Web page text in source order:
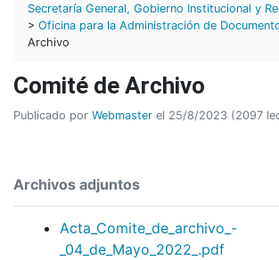
Secretaría General, Gobierno Institucional y
> Oficina para la Administración de
Archivo
Comité de Archivo
Publicado por Webmaster el 25/8/2023 (2097
Archivos adjuntos
Acta_Comite_de_archivo_-
_04_de_Mayo_2022_.pdf